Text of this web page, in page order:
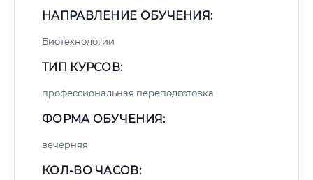
НАПРАВЛЕНИЕ ОБУЧЕНИЯ:
Биотехнологии
ТИП КУРСОВ:
профессиональная переподготовка
ФОРМА ОБУЧЕНИЯ:
вечерняя
КОЛ-ВО ЧАСОВ: